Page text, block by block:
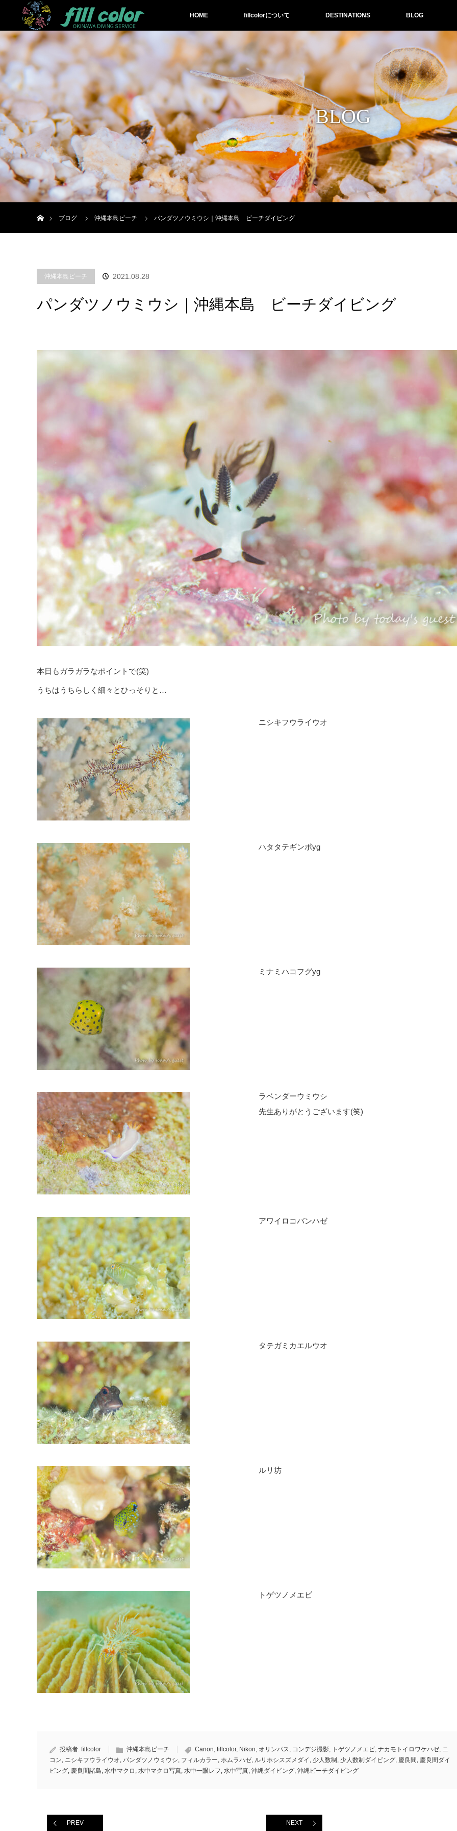
HOME fillcolorについて DESTINATIONS BLOG
BLOG
ブログ
沖縄本島ビーチ パンダツノウミウシ｜沖縄本島 ビーチダイビング
沖縄本島ビーチ 2021.08.28
パンダツノウミウシ｜沖縄本島 ビーチダイビング
本日もガラガラなポイントで(笑)
うちはうちらしく細々とひっそりと…
ニシキフウライウオ
ハタタテギンポyg
ミナミハコフグyg
ラベンダーウミウシ
先生ありがとうございます(笑)
アワイロコバンハゼ
タテガミカエルウオ
ルリ坊
トゲツノメエビ
投稿者: fillcolor 沖縄本島ビーチ Canon, fillcolor, Nikon, オリンパス, コンデジ撮影, トゲツノメエビ, ナカモトイロワケハゼ, ニ
コン, ニシキフウライウオ, パンダツノウミウシ, フィルカラー, ホムラハゼ, ルリホシスズメダイ , 少人数制 , 少人数制ダイビング, 慶良間 , 慶良間ダイ
ビング, 慶良間諸島, 水中マクロ , 水中マクロ写真, 水中一眼レフ, 水中写真, 沖縄ダイビング, 沖縄ビーチダイビング
PREV NEXT